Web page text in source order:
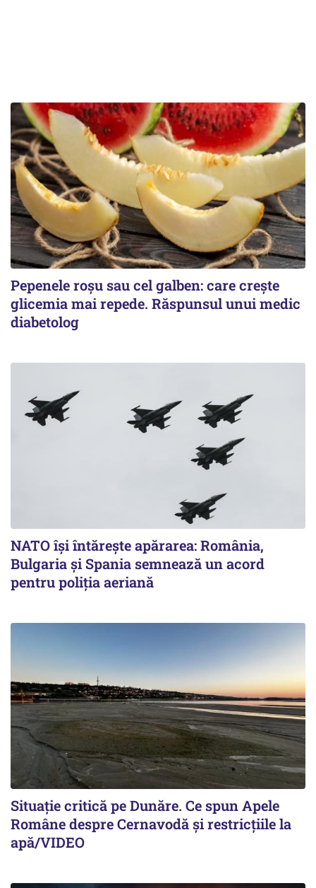
Pepenele roșu sau cel galben: care crește
glicemia mai repede. Răspunsul unui medic
diabetolog
NATO își întărește apărarea: România,
Bulgaria și Spania semnează un acord
pentru poliția aeriană
Situație critică pe Dunăre. Ce spun Apele
Române despre Cernavodă și restricțiile la
apă/VIDEO